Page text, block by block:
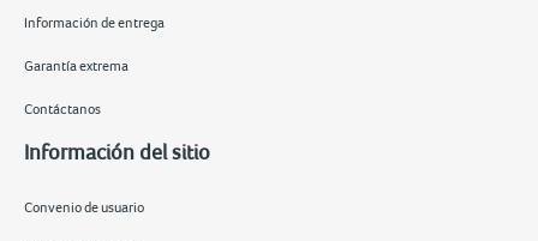
Información de entrega
Garantía extrema
Contáctanos
Información del sitio
Convenio de usuario